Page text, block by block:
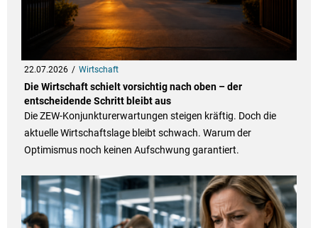
22.07.2026 Wirtschaft
Die Wirtschaft schielt vorsichtig nach oben – der
entscheidende Schritt bleibt aus
Die ZEW-Konjunkturerwartungen steigen kräftig. Doch die
aktuelle Wirtschaftslage bleibt schwach. Warum der
Optimismus noch keinen Aufschwung garantiert.